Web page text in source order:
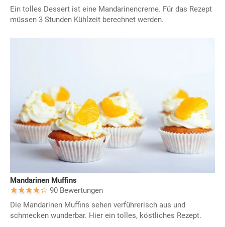
Ein tolles Dessert ist eine Mandarinencreme. Für das Rezept
müssen 3 Stunden Kühlzeit berechnet werden.
Mandarinen Muffins
90 Bewertungen
Die Mandarinen Muffins sehen verführerisch aus und
schmecken wunderbar. Hier ein tolles, köstliches Rezept.